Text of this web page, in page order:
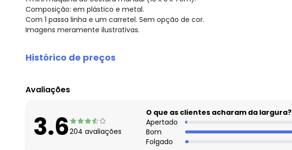
Composição: em plástico e metal.
Com 1 passa linha e um carretel. Sem opção de cor.
Imagens meramente ilustrativas.
Histórico de preços
agosto/2026
maio/2026
abril/2026
Avaliações
3.6204 avaliações
O que as clientes acharam da largura?
Apertado
Bom
Folgado